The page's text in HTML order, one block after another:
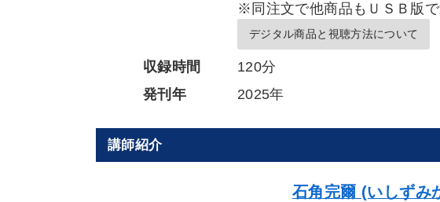
※同注文で他商品もＵＳＢ版
デジタル商品と視聴方法について
収録時間
120分
発刊年
2025年
講師紹介
石角完爾 (いしずみ